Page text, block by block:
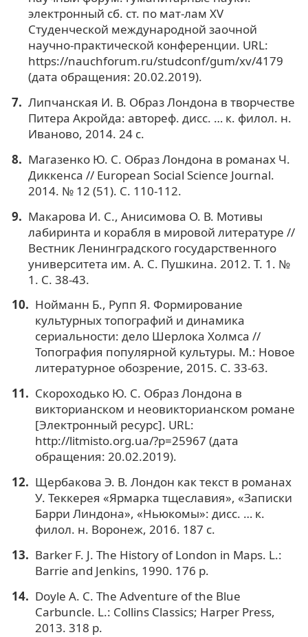
электронный сб. ст. по мат-лам XV
Студенческой международной заочной
научно-практической конференции. URL:
https://nauchforum.ru/studconf/gum/xv/4179
(дата обращения: 20.02.2019).
Липчанская И. В. Образ Лондона в творчестве
Питера Акройда: автореф. дисс. … к. филол. н.
Иваново, 2014. 24 с.
Магазенко Ю. С. Образ Лондона в романах Ч.
Диккенса // European Social Science Journal.
2014. № 12 (51). С. 110-112.
Макарова И. С., Анисимова О. В. Мотивы
лабиринта и корабля в мировой литературе //
Вестник Ленинградского государственного
университета им. А. С. Пушкина. 2012. Т. 1. №
1. С. 38-43.
Нойманн Б., Рупп Я. Формирование
культурных топографий и динамика
сериальности: дело Шерлока Холмса //
Топография популярной культуры. М.: Новое
литературное обозрение, 2015. С. 33-63.
Скороходько Ю. С. Образ Лондона в
викторианском и неовикторианском романе
[Электронный ресурс]. URL:
http://litmisto.org.ua/?p=25967 (дата
обращения: 20.02.2019).
Щербакова Э. В. Лондон как текст в романах
У. Теккерея «Ярмарка тщеславия», «Записки
Барри Линдона», «Ньюкомы»: дисс. … к.
филол. н. Воронеж, 2016. 187 с.
Barker F. J. The History of London in Maps. L.:
Barrie and Jenkins, 1990. 176 p.
Doyle A. C. The Adventure of the Blue
Carbuncle. L.: Collins Classics; Harper Press,
2013. 318 р.